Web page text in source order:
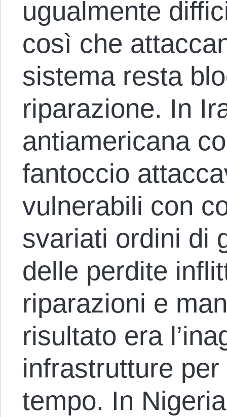
ugualmente
così che
sistema resta
riparazione. In
antiamericana
fantoccio
vulnerabili con
svariati ordini di
delle perdite
riparazioni e
risultato era
infrastrutture
tempo. In